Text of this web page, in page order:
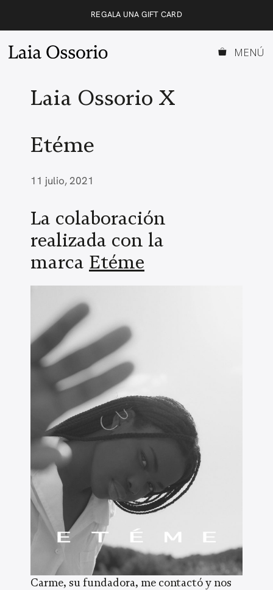
REGALA UNA GIFT CARD
MENÚ
Laia Ossorio X
Etéme
11 julio, 2021
La colaboración
realizada con la
marca Etéme
Carme, su fundadora, me contactó y nos